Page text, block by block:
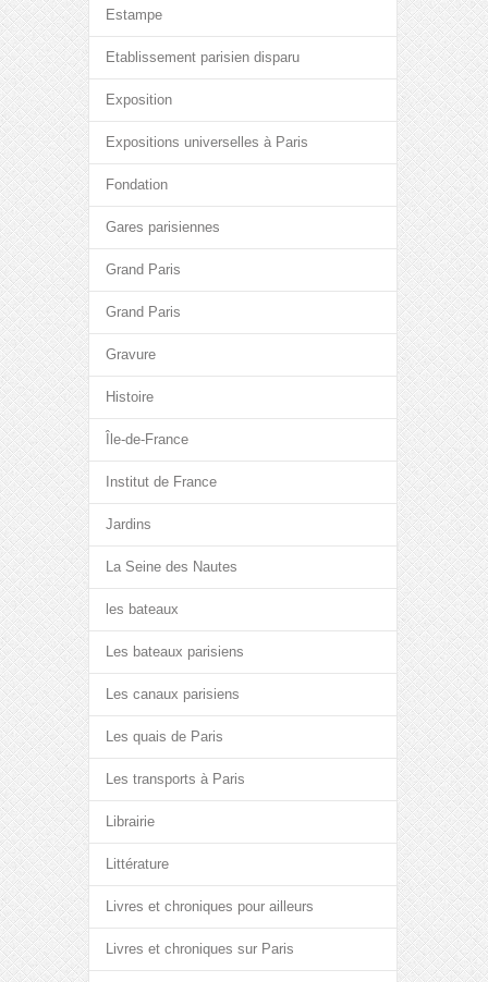
Estampe
Etablissement parisien disparu
Exposition
Expositions universelles à Paris
Fondation
Gares parisiennes
Grand Paris
Grand Paris
Gravure
Histoire
Île-de-France
Institut de France
Jardins
La Seine des Nautes
les bateaux
Les bateaux parisiens
Les canaux parisiens
Les quais de Paris
Les transports à Paris
Librairie
Littérature
Livres et chroniques pour ailleurs
Livres et chroniques sur Paris